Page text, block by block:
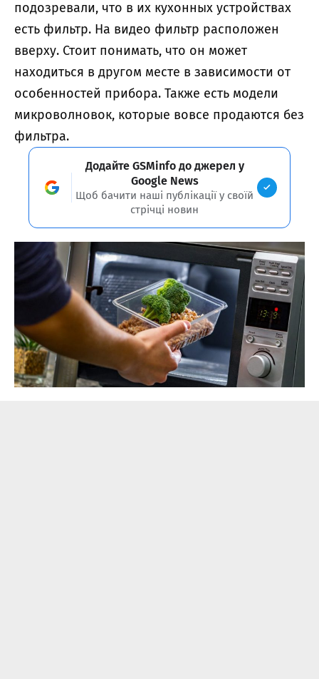
подозревали, что в их кухонных устройствах
есть фильтр. На видео фильтр расположен
вверху. Стоит понимать, что он может
находиться в другом месте в зависимости от
особенностей прибора. Также есть модели
микроволновок, которые вовсе продаются без
фильтра.
Додайте GSMinfo до джерел у
Google News
Щоб бачити наші публікації у своїй
стрічці новин